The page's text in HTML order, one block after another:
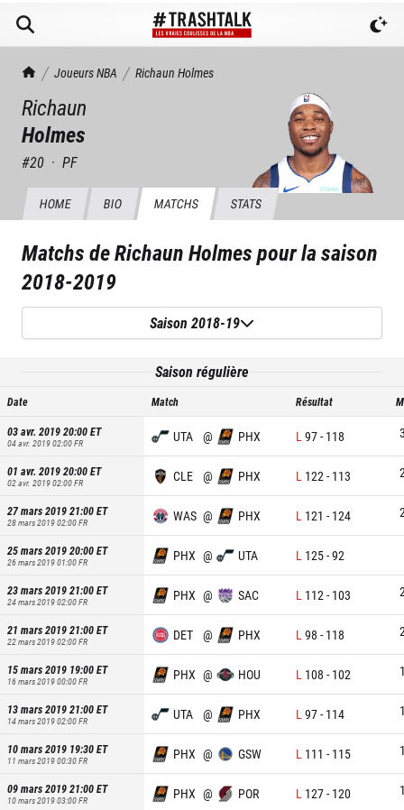
TrashTalk Actu NBA
Joueurs NBA Richaun Holmes
Richaun
Holmes
#20 · PF
HOME BIO MATCHS STATS
Matchs deRichaun Holmespour la saison
2018-2019
Saison 2018-19
Saison régulière
Date Match Résultat
03 avr. 2019 20:00ET
04 avr. 2019 02:00FR UTA @ PHX L 97- 118
01 avr. 2019 20:00ET
02 avr. 2019 02:00FR CLE @ PHX L 122 - 113
27 mars 2019 21:00ET
28 mars 2019 02:00FR WAS @ PHX L 121 - 124
25 mars 2019 20:00ET
26 mars 2019 01:00FR PHX @ UTA L 125-92
23 mars 2019 21:00ET
24 mars 2019 02:00FR PHX @ SAC L 112 - 103
21 mars 2019 21:00ET
22 mars 2019 02:00FR DET @ PHX L 98 - 118
15 mars 2019 19:00ET
16 mars 2019 00:00FR PHX @ HOU L 108 - 102
13 mars 2019 21:00ET
14 mars 2019 02:00FR UTA @ PHX L 97- 114
10 mars 2019 19:30ET
11 mars 2019 00:30FR PHX @ GSW L 111 - 115
09 mars 2019 21:00ET
10 mars 2019 03:00FR PHX @ POR L 127- 120